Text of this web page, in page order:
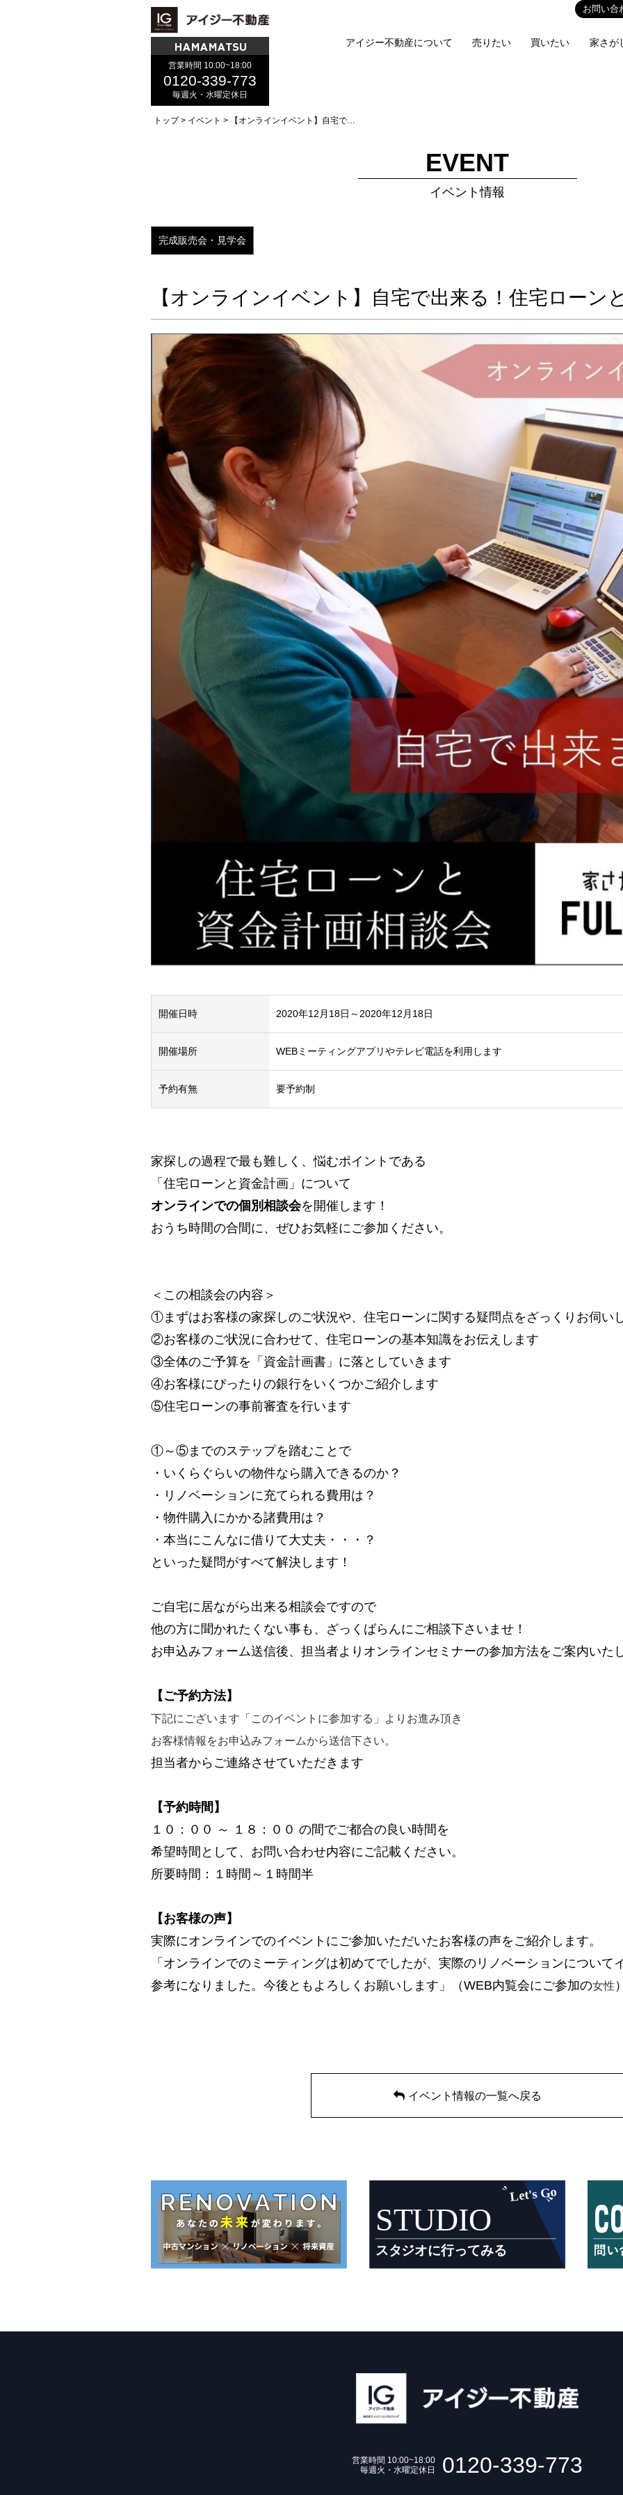
HAMAMATSU
営業時間 10:00~18:00
0120-339-773
毎週火・水曜定休日
お問い合
アイジー不動産について 売りたい 買いたい 家さが
トップ イベント 【オンラインイベント】自宅で…
EVENT
イベント情報
完成販売会・見学会
【オンラインイベント】自宅で出来る！住宅ローン
開催日時 2020年12月18日～2020年12月18日
開催場所 WEBミーティングアプリやテレビ電話を利用します
予約有無 要予約制
家探しの過程で最も難しく、悩むポイントである
「住宅ローンと資金計画」について
オンラインでの個別相談会を開催します！
おうち時間の合間に、ぜひお気軽にご参加ください。
＜この相談会の内容＞
①まずはお客様の家探しのご状況や、住宅ローンに関する疑問点をざっくりお伺い
②お客様のご状況に合わせて、住宅ローンの基本知識をお伝えします
③全体のご予算を「資金計画書」に落としていきます
④お客様にぴったりの銀行をいくつかご紹介します
⑤住宅ローンの事前審査を行います
①～⑤までのステップを踏むことで
・いくらぐらいの物件なら購入できるのか？
・リノベーションに充てられる費用は？
・物件購入にかかる諸費用は？
・本当にこんなに借りて大丈夫・・・？
といった疑問がすべて解決します！
ご自宅に居ながら出来る相談会ですので
他の方に聞かれたくない事も、ざっくばらんにご相談下さいませ！
お申込みフォーム送信後、担当者よりオンラインセミナーの参加方法をご案内いた
【ご予約方法】
下記にございます「このイベントに参加する」よりお進み頂き
お客様情報をお申込みフォームから送信下さい。
担当者からご連絡させていただきます
【予約時間】
１０：００ ～ １８：００ の間でご都合の良い時間を
希望時間として、お問い合わせ内容にご記載ください。
所要時間：１時間～１時間半
【お客様の声】
実際にオンラインでのイベントにご参加いただいたお客様の声をご紹介します。
「オンラインでのミーティングは初めてでしたが、実際のリノベーションについて
参考になりました。今後ともよろしくお願いします」（WEB内覧会にご参加の女性
イベント情報の一覧へ戻る
営業時間 10:00~18:00
毎週火・水曜定休日
0120-339-773